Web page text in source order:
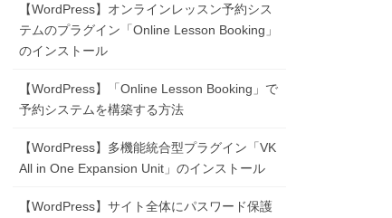
【WordPress】オンラインレッスン予約シス
テムのプラグイン「Online Lesson Booking」
のインストール
【WordPress】「Online Lesson Booking」で
予約システムを構築する方法
【WordPress】多機能統合型プラグイン「VK
All in One Expansion Unit」のインストール
【WordPress】サイト全体にパスワード保護